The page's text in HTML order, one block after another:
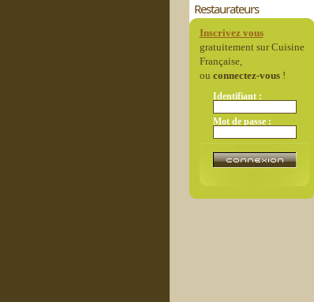
Restaurateurs
Inscrivez vous
gratuitement sur Cuisine
Française,
ou connectez-vous!
Identifiant :
Mot de passe :